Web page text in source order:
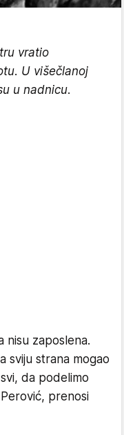
vratio
U višečlanoj
u nadnicu.
nisu zaposlena.
sviju strana mogao
da podelimo
prenosi